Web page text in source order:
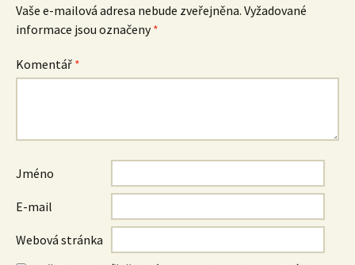
Vaše e-mailová adresa nebude zveřejněna. Vyžadované
informace jsou označeny*
Komentář *
Jméno
E-mail
Webová stránka